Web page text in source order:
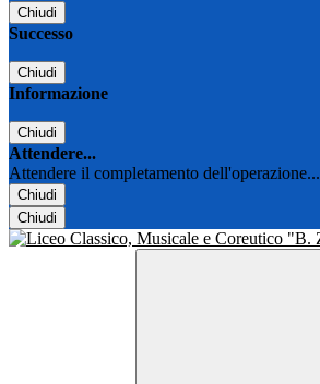
Chiudi
Successo
Chiudi
Informazione
Chiudi
Attendere...
Attendere il completamento dell'operazione...
Chiudi
Chiudi